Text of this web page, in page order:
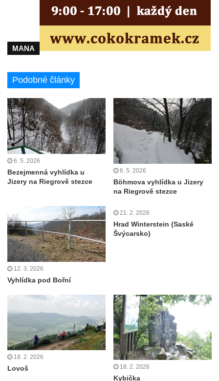
Vyhlídka Triangl u Markvartic
Rozhledna Janov
Rozhledna Alainova věž
Rozhledna Na Čihadle
Střekovská vyhlídka
Víťova rozhledna
Rozhledna Vrchovina
Vyhlídková věž Dneboh
Rozhledna Valtenberg
Rozhledna Špičák u České Lípy
Rozhledna Kaňk (Havířská bouda) u Kutné
Rozhledna Rumburak
Stezka korunami stromů – Krkonoše
Rozhledna Eliška (Stachelberg)
Maják (a muzeum) Járy Cimrmana
Rozhledna Štěpánka
Rozhledna Vysoká v Tachově
Rozhledna Bohušův vrch u Plané
Rozhledna Strážný vrch
Rozhledna Klínovec
MANA
Podobné články
6. 5. 2026
Bezejmenná vyhlídka u
Jizery na Riegrově stezce
6. 5. 2026
Böhmova vyhlídka u Jizery
na Riegrově stezce
12. 3. 2026
Vyhlídka pod Bořní
21. 2. 2026
Hrad Winterstein (Saské
Švýcarsko)
18. 2. 2026
Lovoš 18. 2. 2026
Kybička